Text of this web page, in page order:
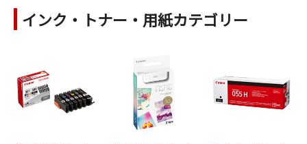
インク・トナー・用紙カテゴリー